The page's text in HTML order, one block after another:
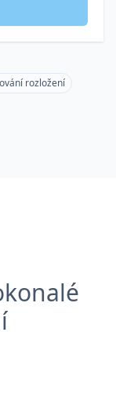
rozložení